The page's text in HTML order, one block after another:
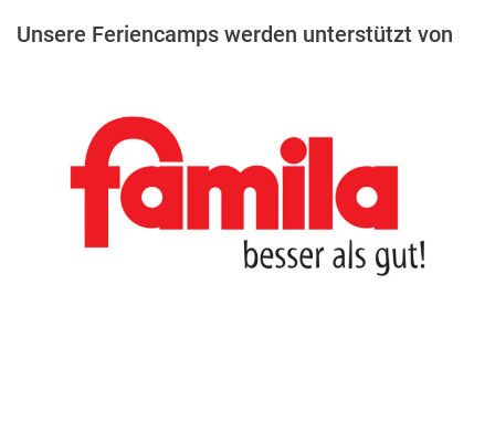
Unsere Feriencamps werden unterstützt von